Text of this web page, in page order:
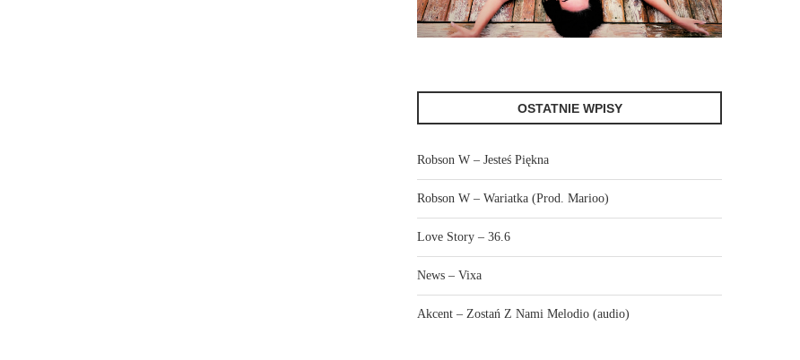
OSTATNIE WPISY
Robson W – Jesteś Piękna
Robson W – Wariatka (Prod. Marioo)
Love Story – 36.6
News – Vixa
Akcent – Zostań Z Nami Melodio (audio)